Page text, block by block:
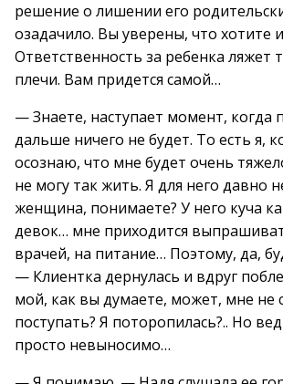
решение о лишении его
озадачило. Вы уверены, что хотите
Ответственность за ребенка ляжет
плечи. Вам придется самой…
— Знаете, наступает момент, когда
дальше ничего не будет. То есть я,
осознаю, что мне будет очень
не могу так жить. Я для него давно
женщина, понимаете? У него куча
девок… мне приходится
врачей, на питание… Поэтому, да,
— Клиентка дернулась и вдруг
мой, как вы думаете, может, мне не
поступать? Я поторопилась?.. Но
просто невыносимо…